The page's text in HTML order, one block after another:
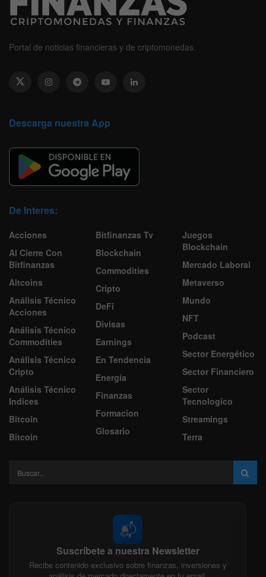
Portal de noticias financieras y de criptomonedas.
Descarga nuestra App
De Interes:
Acciones
Al Cierre Con
Bitfinanzas
Altcoins
Análisis Técnico
Acciones
Análisis Técnico
Commodities
Análisis Técnico
Cripto
Análisis Técnico
Indices
Bitcoin
Bitcoin
Bitfinanzas Tv
Blockchain
Commodities
Cripto
DeFi
Divisas
Earnings
En Tendencia
Energía
Finanzas
Formacion
Glosario
Juegos
Blockchain
Mercado Laboral
Metaverso
Mundo
NFT
Podcast
Sector Energético
Sector Financiero
Sector
Tecnologico
Streamings
Terra
📬
Suscríbete a nuestra Newsletter
Recibe contenido exclusivo sobre finanzas, inversiones y